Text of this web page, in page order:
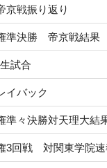
京戦振り返り
準決勝 帝京戦結果
試合
イバック
準々決勝対天理大結
3回戦 対関東学院速